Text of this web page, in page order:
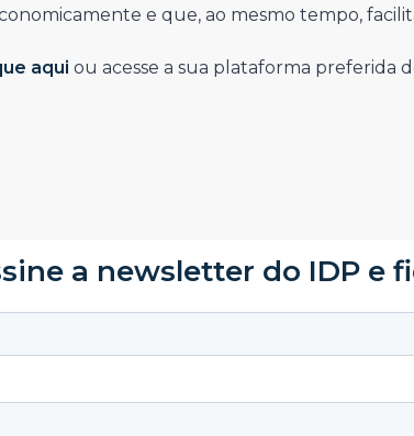
e que, ao mesmo tempo,
aqui ou acesse a sua plataforma preferida
a newsletter do IDP e